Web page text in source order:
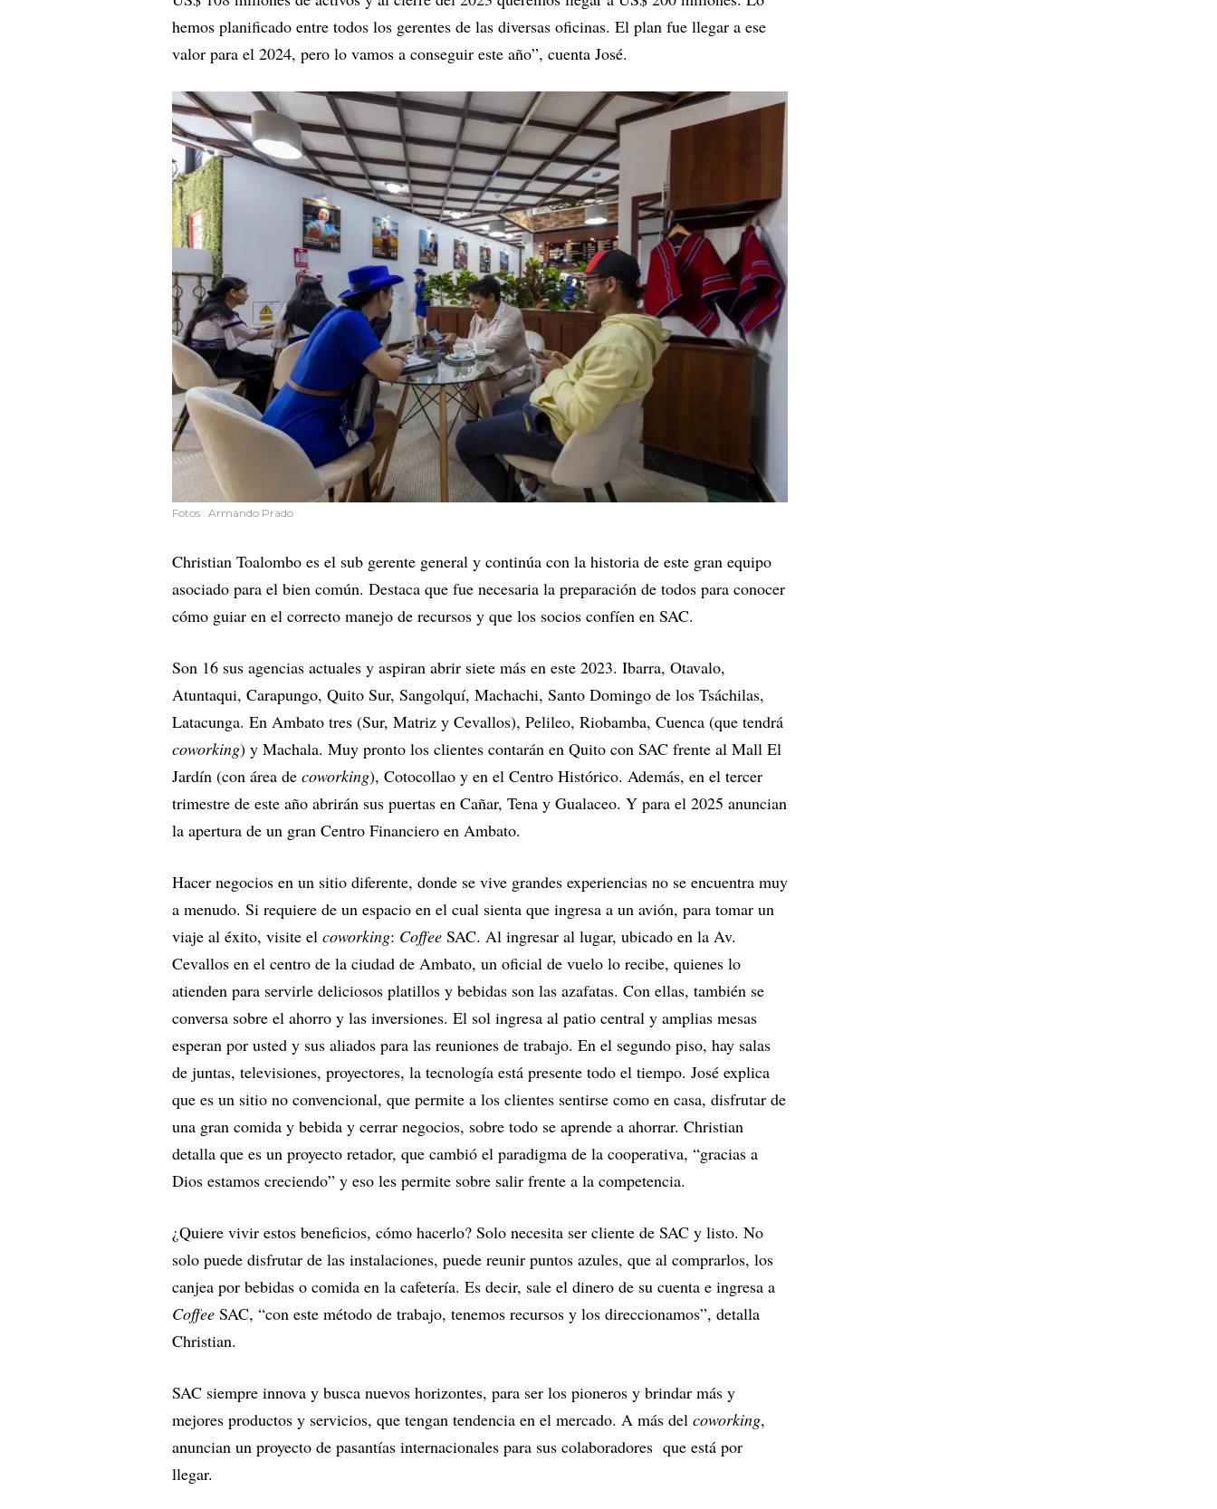
hemos planificado entre todos los gerentes de las diversas oficinas. El plan fue llegar a ese
valor para el 2024, pero lo vamos a conseguir este año”, cuenta José.
Fotos : Armando Prado
Christian Toalombo es el sub gerente general y continúa con la historia de este gran equipo
asociado para el bien común. Destaca que fue necesaria la preparación de todos para conocer
cómo guiar en el correcto manejo de recursos y que los socios confíen en SAC.
Son 16 sus agencias actuales y aspiran abrir siete más en este 2023. Ibarra, Otavalo,
Atuntaqui, Carapungo, Quito Sur, Sangolquí, Machachi, Santo Domingo de los Tsáchilas,
Latacunga. En Ambato tres (Sur, Matriz y Cevallos), Pelileo, Riobamba, Cuenca (que tendrá
coworking) y Machala. Muy pronto los clientes contarán en Quito con SAC frente al Mall El
Jardín (con área de coworking), Cotocollao y en el Centro Histórico. Además, en el tercer
trimestre de este año abrirán sus puertas en Cañar, Tena y Gualaceo. Y para el 2025 anuncian
la apertura de un gran Centro Financiero en Ambato.
Hacer negocios en un sitio diferente, donde se vive grandes experiencias no se encuentra muy
a menudo. Si requiere de un espacio en el cual sienta que ingresa a un avión, para tomar un
viaje al éxito, visite el coworking: Coffee SAC. Al ingresar al lugar, ubicado en la Av.
Cevallos en el centro de la ciudad de Ambato, un oficial de vuelo lo recibe, quienes lo
atienden para servirle deliciosos platillos y bebidas son las azafatas. Con ellas, también se
conversa sobre el ahorro y las inversiones. El sol ingresa al patio central y amplias mesas
esperan por usted y sus aliados para las reuniones de trabajo. En el segundo piso, hay salas
de juntas, televisiones, proyectores, la tecnología está presente todo el tiempo. José explica
que es un sitio no convencional, que permite a los clientes sentirse como en casa, disfrutar de
una gran comida y bebida y cerrar negocios, sobre todo se aprende a ahorrar. Christian
detalla que es un proyecto retador, que cambió el paradigma de la cooperativa, “gracias a
Dios estamos creciendo” y eso les permite sobre salir frente a la competencia.
¿Quiere vivir estos beneficios, cómo hacerlo? Solo necesita ser cliente de SAC y listo. No
solo puede disfrutar de las instalaciones, puede reunir puntos azules, que al comprarlos, los
canjea por bebidas o comida en la cafetería. Es decir, sale el dinero de su cuenta e ingresa a
Coffee SAC, “con este método de trabajo, tenemos recursos y los direccionamos”, detalla
Christian.
SAC siempre innova y busca nuevos horizontes, para ser los pioneros y brindar más y
mejores productos y servicios, que tengan tendencia en el mercado. A más del coworking,
anuncian un proyecto de pasantías internacionales para sus colaboradores que está por
llegar.